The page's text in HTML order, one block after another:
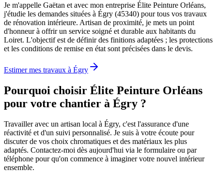
Je m'appelle Gaëtan et avec mon entreprise Élite Peinture Orléans,
j'étudie les demandes situées à Égry (45340) pour tous vos travaux
de rénovation intérieure. Artisan de proximité, je mets un point
d'honneur à offrir un service soigné et durable aux habitants du
Loiret. L'objectif est de définir des finitions adaptées ; les protections
et les conditions de remise en état sont précisées dans le devis.
Estimer mes travaux à Égry
Pourquoi choisir Élite Peinture Orléans
pour votre chantier à Égry ?
Travailler avec un artisan local à Égry, c'est l'assurance d'une
réactivité et d'un suivi personnalisé. Je suis à votre écoute pour
discuter de vos choix chromatiques et des matériaux les plus
adaptés. Contactez-moi dès aujourd'hui via le formulaire ou par
téléphone pour qu'on commence à imaginer votre nouvel intérieur
ensemble.